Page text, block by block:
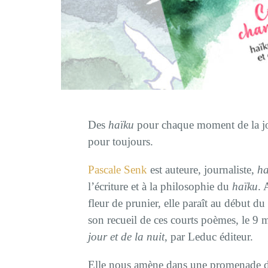
Des haïku pour chaque moment de la
pour toujours.
Pascale Senk est auteure, journaliste,
l’écriture et à la philosophie du haïku.
fleur de prunier, elle paraît au début
son recueil de ces courts poèmes, le 9
jour et de la nuit, par Leduc éditeur.
Elle nous amène dans une